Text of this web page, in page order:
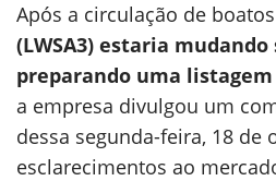
Após a circulação de
(LWSA3) estaria mudando
preparando uma listagem
a empresa divulgou um
dessa segunda-feira, 18 de
esclarecimentos ao